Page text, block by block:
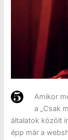
Amikor
a „Csak
általatok közölt
épp már a